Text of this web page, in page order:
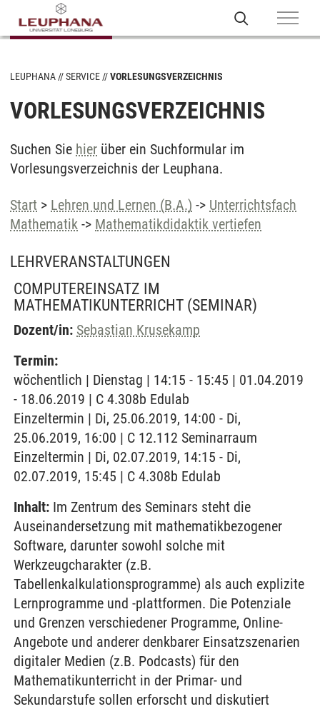
LEUPHANA SERVICE VORLESUNGSVERZEICHNIS
VORLESUNGSVERZEICHNIS
Suchen Sie hier über ein Suchformular im
Vorlesungsverzeichnis der Leuphana.
Start > Lehren und Lernen (B.A.) -> Unterrichtsfach
Mathematik -> Mathematikdidaktik vertiefen
LEHRVERANSTALTUNGEN
COMPUTEREINSATZ IM
MATHEMATIKUNTERRICHT (SEMINAR)
Dozent/in: Sebastian Krusekamp
Termin:
wöchentlich | Dienstag | 14:15 - 15:45 | 01.04.2019
- 18.06.2019 | C 4.308b Edulab
Einzeltermin | Di, 25.06.2019, 14:00 - Di,
25.06.2019, 16:00 | C 12.112 Seminarraum
Einzeltermin | Di, 02.07.2019, 14:15 - Di,
02.07.2019, 15:45 | C 4.308b Edulab
Inhalt: Im Zentrum des Seminars steht die
Auseinandersetzung mit mathematikbezogener
Software, darunter sowohl solche mit
Werkzeugcharakter (z.B.
Tabellenkalkulationsprogramme) als auch explizite
Lernprogramme und -plattformen. Die Potenziale
und Grenzen verschiedener Programme, Online-
Angebote und anderer denkbarer Einsatzszenarien
digitaler Medien (z.B. Podcasts) für den
Mathematikunterricht in der Primar- und
Sekundarstufe sollen erforscht und diskutiert